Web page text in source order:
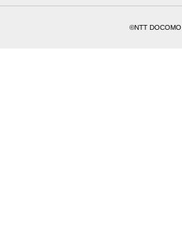
©NTT DOCOMO